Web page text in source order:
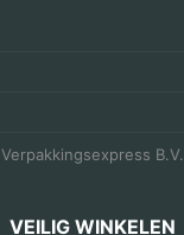
Verpakkingsexpress B.V.
VEILIG WINKELEN